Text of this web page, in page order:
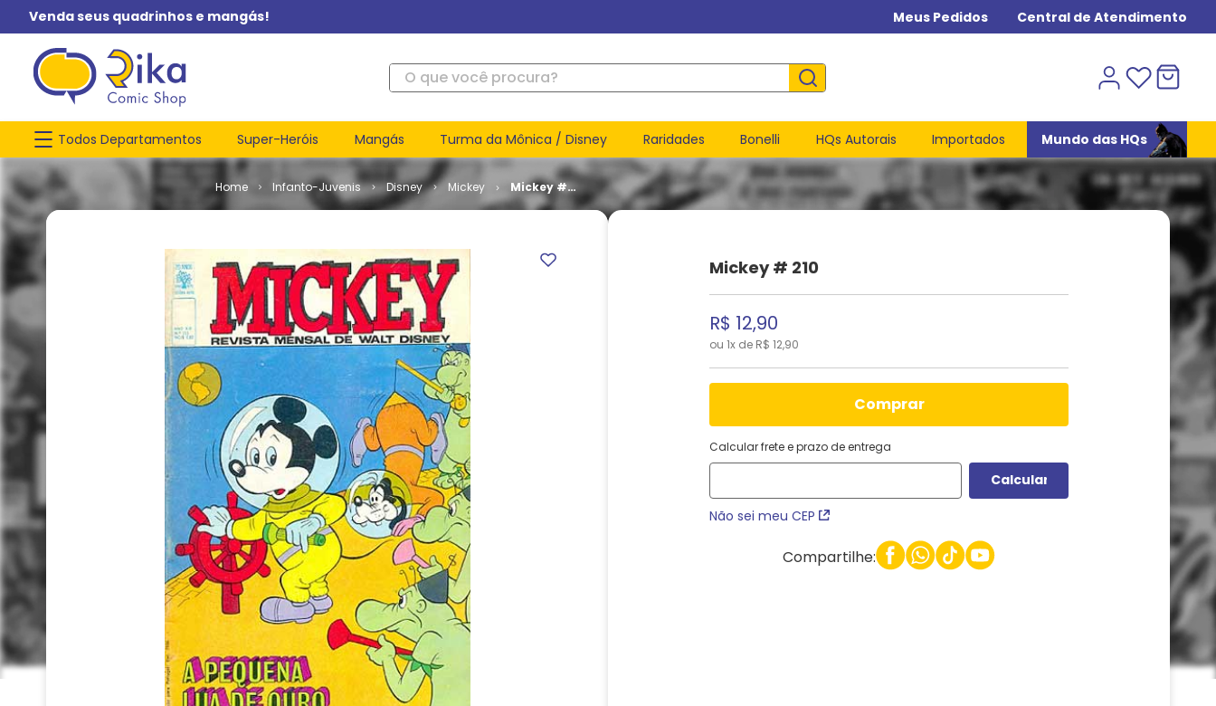
Venda seus quadrinhos e mangás! Meus Pedidos Central de Atendimento
O que você procura?
Todos Departamentos Super-Heróis Mangás Turma da Mônica / Disney Raridades Bonelli HQs Autorais Importados Mundo das HQs
Infanto-Juvenis Disney Mickey
Mickey #
210
Mickey # 210
R$ 12,90
ou 1x de R$ 12,90
comprar
Calcular frete e prazo de entrega
Não sei meu CEP
Compartilhe: